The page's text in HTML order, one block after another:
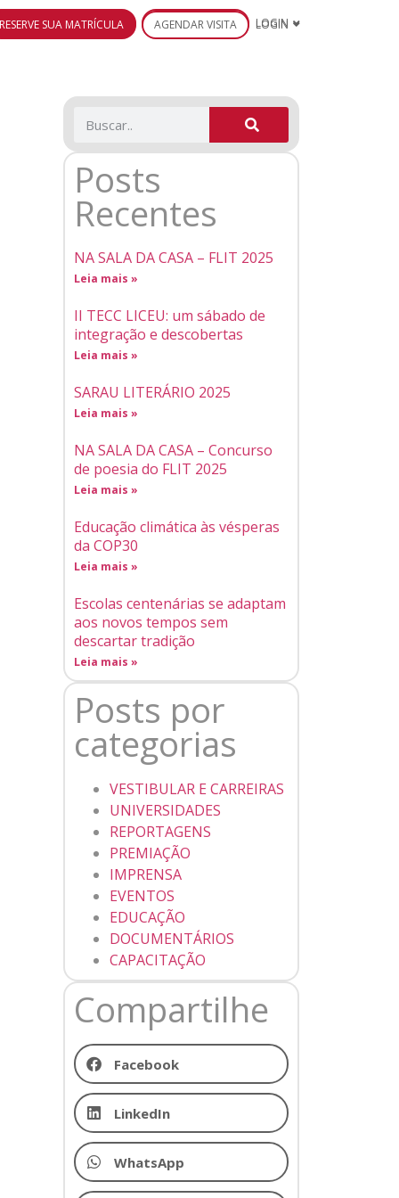
RESERVE SUA MATRÍCULA AGENDAR VISITA LOGIN
Posts
Recentes
NA SALA DA CASA – FLIT 2025
Leia mais »
II TECC LICEU: um sábado de
integração e descobertas
Leia mais »
SARAU LITERÁRIO 2025
Leia mais »
NA SALA DA CASA – Concurso
de poesia do FLIT 2025
Leia mais »
Educação climática às vésperas
da COP30
Leia mais »
Escolas centenárias se adaptam
aos novos tempos sem
descartar tradição
Leia mais »
Posts por
categorias
VESTIBULAR E CARREIRAS
UNIVERSIDADES
REPORTAGENS
PREMIAÇÃO
IMPRENSA
EVENTOS
EDUCAÇÃO
DOCUMENTÁRIOS
CAPACITAÇÃO
Compartilhe
Facebook
LinkedIn
WhatsApp